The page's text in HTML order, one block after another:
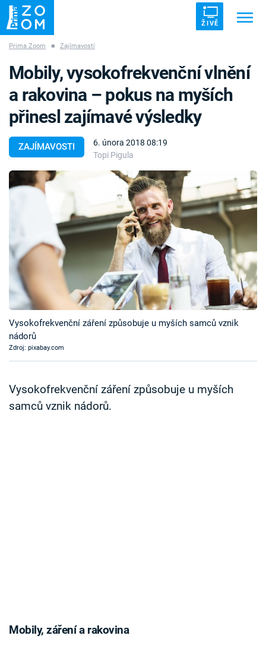
ŽIVĚ
ZÁHADY VETŘELCI DÁVNOVĚKU
Témata
Témata
TV Program
Časopis
Sledujte prima+
Přihlášení
Sledujte nás
Prima Zoom ■ Zajímavosti
ZAJÍMAVOSTI
6. února 2018 08:19
Topi Pigula
Mobily, vysokofrekvenční vlnění
a rakovina – pokus na myších
přinesl zajímavé výsledky
Vysokofrekvenční záření způsobuje u myších samců vznik
nádorů
Zdroj: pixabay.com
Vysokofrekvenční záření způsobuje u myších
samců vznik nádorů.
Mobily, záření a rakovina